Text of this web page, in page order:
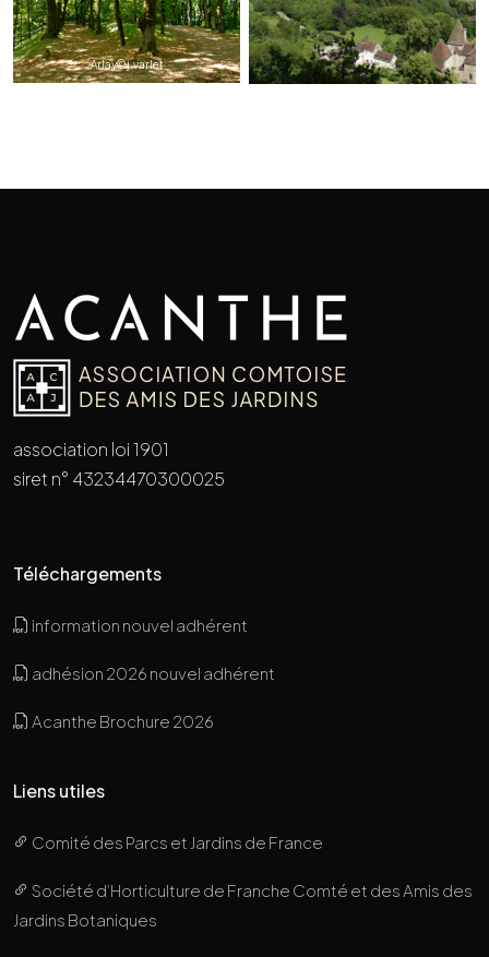
Arlay©j.varlet
association loi 1901
siret n° 43234470300025
Téléchargements
information nouvel adhérent
adhésion 2026 nouvel adhérent
Acanthe Brochure 2026
Liens utiles
Comité des Parcs et Jardins de France
Société d’Horticulture de Franche Comté et des Amis des
Jardins Botaniques